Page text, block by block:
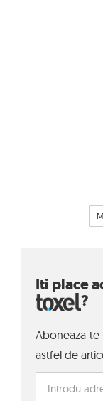
Iti place
?
Aboneaza-
astfel de